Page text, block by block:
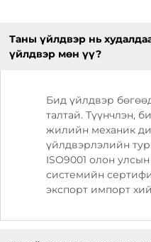
Таны үйлдвэр нь
үйлдвэр мөн үү?
Бид үйлдвэр
талтай. Түүнчлэн,
жилийн механик
үйлдвэрлэлийн
ISO9001 олон
системийн
экспорт импорт